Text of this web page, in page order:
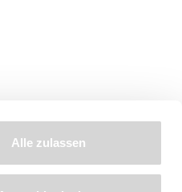
Alle zulassen